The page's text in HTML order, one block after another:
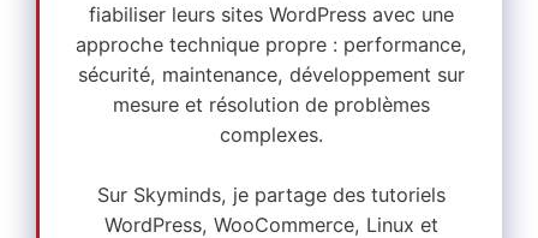
fiabiliser leurs sites WordPress avec une
approche technique propre : performance,
sécurité, maintenance, développement sur
mesure et résolution de problèmes
complexes.
Sur Skyminds, je partage des tutoriels
WordPress, WooCommerce, Linux et